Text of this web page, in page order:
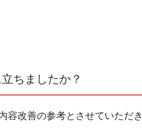
ちましたか？
容改善の参考とさせていただき